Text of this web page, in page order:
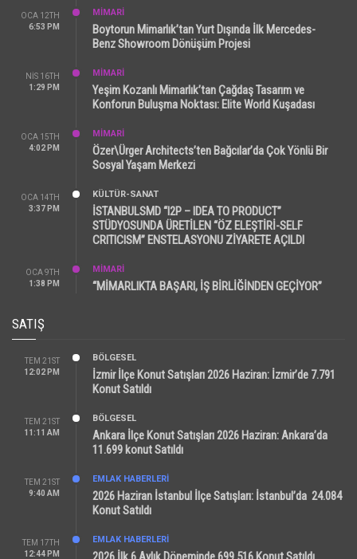
OCA 12TH
6:53 PM
MİMARİ
Boytorun Mimarlık’tan Yurt Dışında İlk Mercedes-
Benz Showroom Dönüşüm Projesi
NIS 16TH
1:29 PM
MİMARİ
Yeşim Kozanlı Mimarlık’tan Çağdaş Tasarım ve
Konforun Buluşma Noktası: Elite World Kuşadası
OCA 15TH
4:02 PM
MİMARİ
Özer\Ürger Architects’ten Bağcılar’da Çok Yönlü Bir
Sosyal Yaşam Merkezi
OCA 14TH
3:37 PM
KÜLTÜR-SANAT
İSTANBULSMD “I2P – IDEA TO PRODUCT”
STÜDYOSUNDA ÜRETİLEN “ÖZ ELEŞTİRİ-SELF
CRITICISM” ENSTELASYONU ZİYARETE AÇILDI
OCA 9TH
1:38 PM
MİMARİ
“MİMARLIKTA BAŞARI, İŞ BİRLİĞİNDEN GEÇİYOR”
SATIŞ
TEM 21ST
12:02 PM
BÖLGESEL
İzmir İlçe Konut Satışları 2026 Haziran: İzmir’de 7.791
Konut Satıldı
TEM 21ST
11:11 AM
BÖLGESEL
Ankara İlçe Konut Satışları 2026 Haziran: Ankara’da
11.699 konut Satıldı
TEM 21ST
9:40 AM
EMLAK HABERLERI
2026 Haziran İstanbul İlçe Satışları: İstanbul’da 24.084
Konut Satıldı
TEM 17TH
12:44 PM
EMLAK HABERLERI